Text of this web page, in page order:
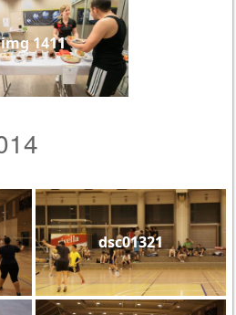
img 1411
dsc01321